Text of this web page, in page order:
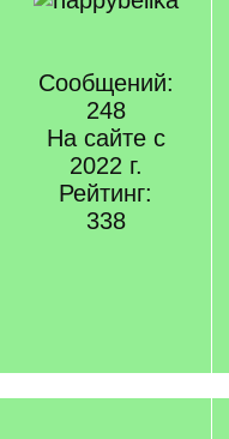
Сообщений:
248
На сайте с
2022 г.
Рейтинг:
338